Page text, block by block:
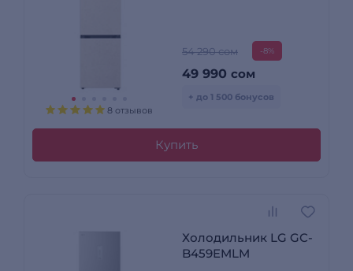
8 отзывов
54 290 сом -8%
49 990 сом
+ до 1 500 бонусов
Купить
Холодильник LG GC-
B459EMLM